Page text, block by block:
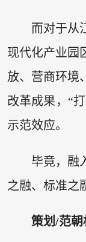
而对于从
现代化产业园
放、营商环境
改革成果，“
示范效应。
毕竟，融
之融、标准之
策划/范朝